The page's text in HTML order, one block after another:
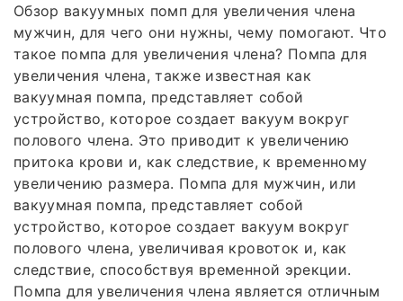
Обзор вакуумных помп для увеличения члена
мужчин, для чего они нужны, чему помогают. Что
такое помпа для увеличения члена? Помпа для
увеличения члена, также известная как
вакуумная помпа, представляет собой
устройство, которое создает вакуум вокруг
полового члена. Это приводит к увеличению
притока крови и, как следствие, к временному
увеличению размера. Помпа для мужчин, или
вакуумная помпа, представляет собой
устройство, которое создает вакуум вокруг
полового члена, увеличивая кровоток и, как
следствие, способствуя временной эрекции.
Помпа для увеличения члена является отличным